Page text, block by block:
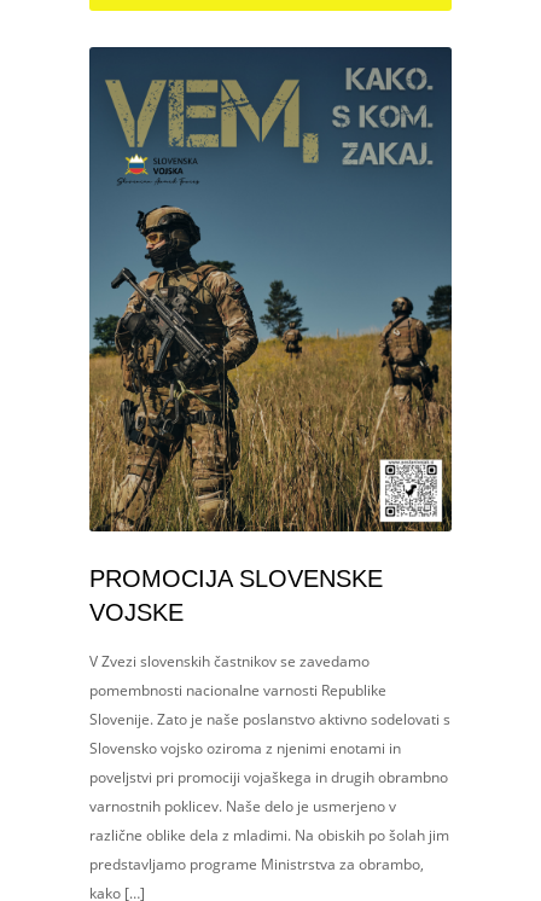
PROMOCIJA SLOVENSKE
VOJSKE
V Zvezi slovenskih častnikov se zavedamo
pomembnosti nacionalne varnosti Republike
Slovenije. Zato je naše poslanstvo aktivno sodelovati s
Slovensko vojsko oziroma z njenimi enotami in
poveljstvi pri promociji vojaškega in drugih obrambno
varnostnih poklicev. Naše delo je usmerjeno v
različne oblike dela z mladimi. Na obiskih po šolah jim
predstavljamo programe Ministrstva za obrambo,
kako […]